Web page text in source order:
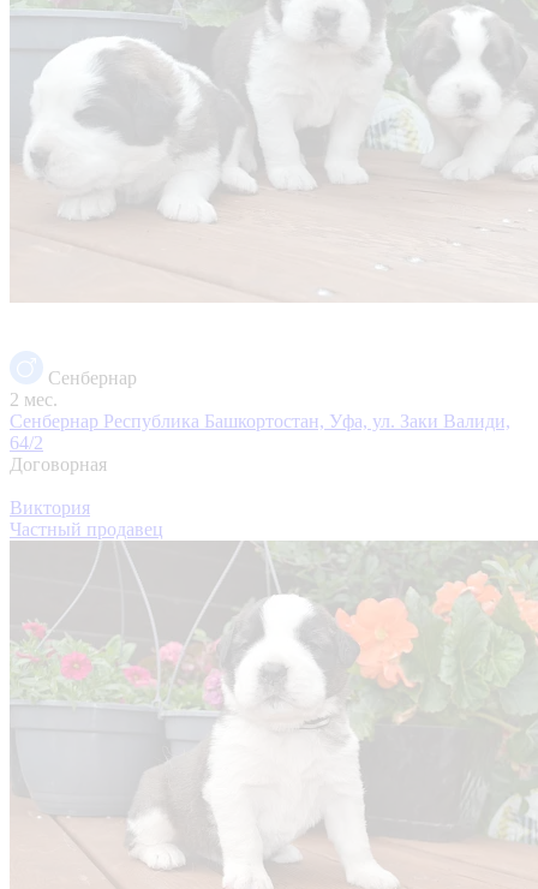
Сенбернар
2 мес.
Сенбернар Республика Башкортостан, Уфа, ул. Заки Валиди,
64/2
Договорная
Виктория
Частный продавец